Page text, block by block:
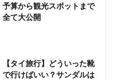
予算から観光スポットまで
全て大公開
【タイ旅行】どういった靴
で行けばいい？サンダルは